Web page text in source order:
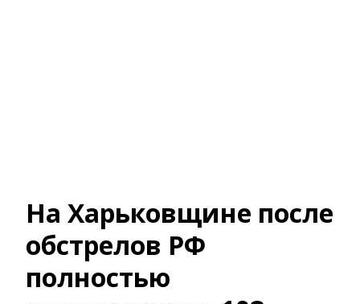
На Харьковщине после
обстрелов РФ
полностью